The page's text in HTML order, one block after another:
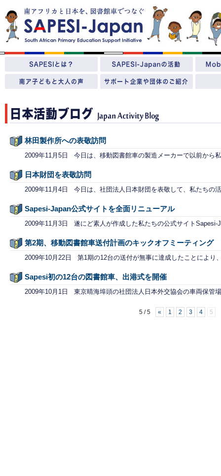
林田製作所への表敬訪問
2009年11月5日 今日は、移動図書館車の製造メーカーで以前から
日本財団を表敬訪問
2009年11月4日 今日は、社団法人日本財団を表敬して、私たちの
Sapesi-Japan公式サイトを全面リニューアル
2009年11月3日 遂にど素人が作成した私たちの公式サイト
第2期、移動図書館車送付計画のキックオフミーティング
2009年10月22日 第1期の12台の送付が無事に達成したことにより
Sapesi初の12台の図書館車、出港式を開催
2009年10月1日 東京晴海埠頭の社団法人日本外交協会の車両保管
5 / 5 « 1 2 3 4 5